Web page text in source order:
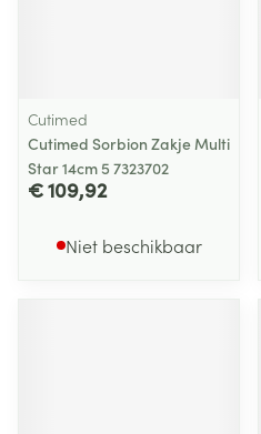
Cutimed
Cutimed Sorbion Zakje Multi
Star 14cm 5 7323702
€ 109,92
Niet beschikbaar